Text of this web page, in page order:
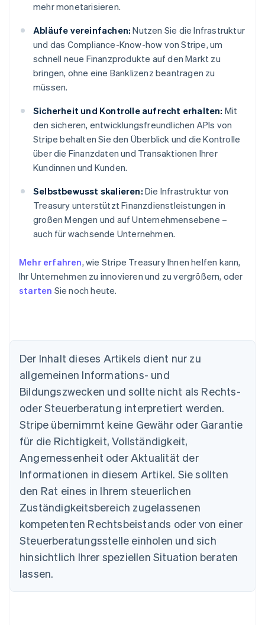
mehr monetarisieren.
Abläufe vereinfachen: Nutzen Sie die Infrastruktur
und das Compliance-Know-how von Stripe, um
schnell neue Finanzprodukte auf den Markt zu
bringen, ohne eine Banklizenz beantragen zu
müssen.
Sicherheit und Kontrolle aufrecht erhalten: Mit
den sicheren, entwicklungsfreundlichen APIs von
Stripe behalten Sie den Überblick und die Kontrolle
über die Finanzdaten und Transaktionen Ihrer
Kundinnen und Kunden.
Selbstbewusst skalieren: Die Infrastruktur von
Treasury unterstützt Finanzdienstleistungen in
großen Mengen und auf Unternehmensebene –
auch für wachsende Unternehmen.
Mehr erfahren, wie Stripe Treasury Ihnen helfen kann,
Ihr Unternehmen zu innovieren und zu vergrößern, oder
starten Sie noch heute.
Der Inhalt dieses Artikels dient nur zu
allgemeinen Informations- und
Bildungszwecken und sollte nicht als Rechts-
oder Steuerberatung interpretiert werden.
Stripe übernimmt keine Gewähr oder Garantie
für die Richtigkeit, Vollständigkeit,
Angemessenheit oder Aktualität der
Informationen in diesem Artikel. Sie sollten
den Rat eines in Ihrem steuerlichen
Zuständigkeitsbereich zugelassenen
kompetenten Rechtsbeistands oder von einer
Steuerberatungsstelle einholen und sich
hinsichtlich Ihrer speziellen Situation beraten
lassen.
Australien
English
Belgien
Brasilien
PortuguêsEnglish
Bulgarien
English
Dänemark
English
DeutschEnglish
Estland
English
Festlandchina
简体中文English
Finnland
Frankreich
FrançaisEnglish